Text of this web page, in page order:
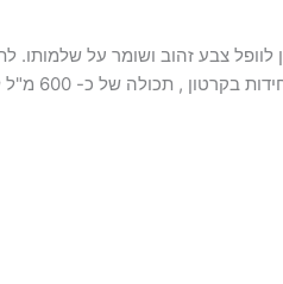
לוופל צבע זהוב ושומר על